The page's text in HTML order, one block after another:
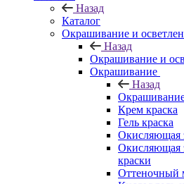
Назад
Каталог
Окрашивание и
Назад
Окрашивание и
Окрашивание
Назад
Крем краска
Гель краска
Окисляющая
Окисляющая
краски
Оттеночный